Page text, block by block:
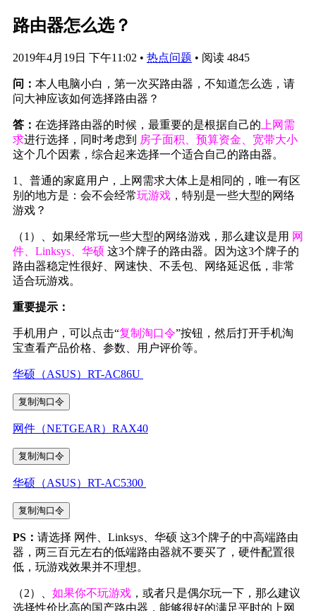
路由器怎么选？
2019年4月19日 下午11:02 • 热点问题 • 阅读 4845
问： 本人电脑小白，第一次买路由器，不知道怎么选，请
问大神应该如何选择路由器？
答： 在选择路由器的时候，最重要的是根据自己的 上网需
求进行选择，同时考虑到 房子面积、预算资金、宽带大小
这个几个因素，综合起来选择一个适合自己的路由器。
1、普通的家庭用户，上网需求大体上是相同的，唯一有区
别的地方是：会不会经常玩游戏 ，特别是一些大型的网络
游戏？
（1）、如果经常玩一些大型的网络游戏，那么建议是用 网
件、Linksys、华硕 这3个牌子的路由器。因为这3个牌子的
路由器稳定性很好、网速快、不丢包、网络延迟低，非常
适合玩游戏。
重要提示：
手机用户，可以点击“复制淘口令”按钮，然后打开手机淘
宝查看产品价格、参数、用户评价等。
华硕（ASUS）RT-AC86U
复制淘口令
网件（NETGEAR）RAX40
复制淘口令
华硕（ASUS）RT-AC5300
复制淘口令
PS： 请选择 网件、Linksys、华硕 这3个牌子的中高端路由
器，两三百元左右的低端路由器就不要买了，硬件配置很
低，玩游戏效果并不理想。
（2）、 如果你不玩游戏 ，或者只是偶尔玩一下，那么建议
选择性价比高的国产路由器，能够很好的满足平时的上网